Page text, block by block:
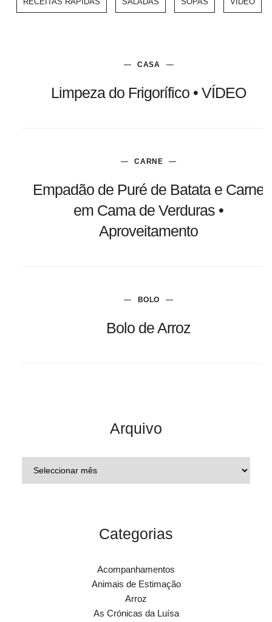
CASA
Limpeza do Frigorífico • VÍDEO
CARNE
Empadão de Puré de Batata e Carne
em Cama de Verduras •
Aproveitamento
BOLO
Bolo de Arroz
Arquivo
Categorias
Acompanhamentos
Animais de Estimação
Arroz
As Crónicas da Luísa